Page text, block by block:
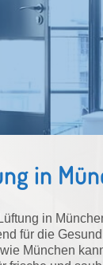
in
in
für die
München